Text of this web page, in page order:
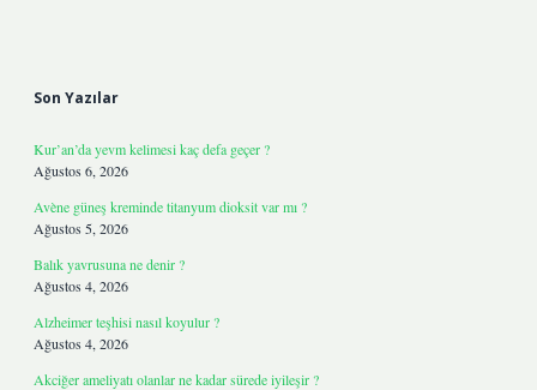
Son Yazılar
Kur’an’da yevm kelimesi kaç defa geçer ?
Ağustos 6, 2026
Avène güneş kreminde titanyum dioksit var mı ?
Ağustos 5, 2026
Balık yavrusuna ne denir ?
Ağustos 4, 2026
Alzheimer teşhisi nasıl koyulur ?
Ağustos 4, 2026
Akciğer ameliyatı olanlar ne kadar sürede iyileşir ?